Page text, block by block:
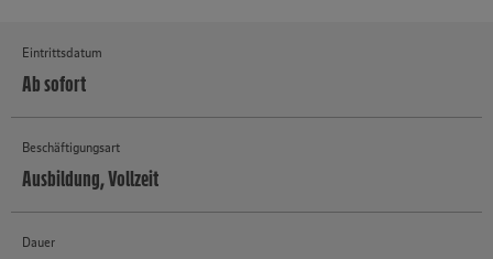
Eintrittsdatum
Ab sofort
Beschäftigungsart
Ausbildung, Vollzeit
Dauer